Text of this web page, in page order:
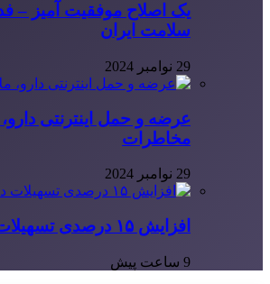
یک اصلاح موفقیت آمیز –
سلامت ایران
29 نوامبر 2024
عرضه و حمل اینترنتی
مخاطرات
29 نوامبر 2024
افزایش ۱۵ درصدی تسهیلات دانشجویی
9 ساعت پیش